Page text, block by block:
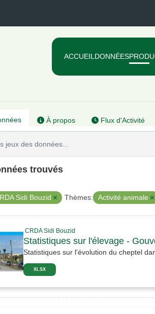
ACCUEIL DONNÉES
À propos Flux d'Activité
trouvés
Sidi Bouzid Thèmes: Activité animale
CRDA Sidi Bouzid
Statistiques sur l'élevage -
Statistiques sur l'évolution du cheptel
XLSX